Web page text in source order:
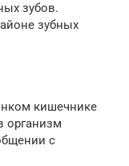
зубов.
зубных
кишечнике
организм
с